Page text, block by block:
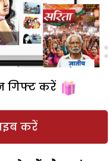
गिफ्ट करें
करें